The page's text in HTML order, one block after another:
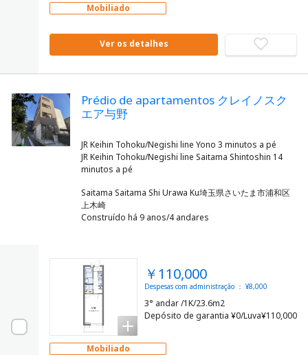
Mobiliado
Ver os detalhes
Prédio de apartamentos クレイノスク
エア与野
JR Keihin Tohoku/Negishi line Yono 3 minutos a pé
JR Keihin Tohoku/Negishi line Saitama Shintoshin 14
Saitama Saitama Shi Urawa Ku埼玉県さいたま市浦和区
上木崎
Construído há 9 anos/4 andares
￥110,000
Despesas com administração ： ¥8,000
3° andar /1K/23.6m2
Depósito de garantia ¥0/Luva¥110,000
Mobiliado